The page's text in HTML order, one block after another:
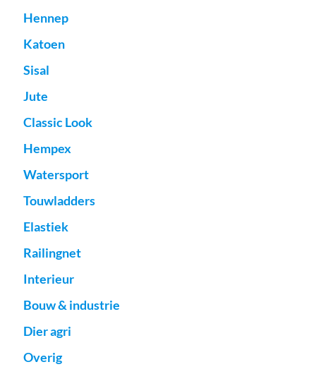
Hennep
Katoen
Sisal
Jute
Classic Look
Hempex
Watersport
Touwladders
Elastiek
Railingnet
Interieur
Bouw & industrie
Dier agri
Overig